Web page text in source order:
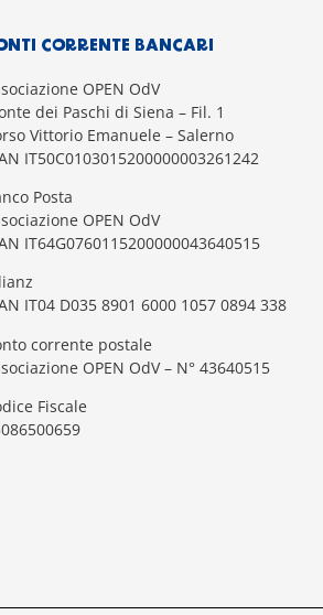
CORRENTE BANCARI
OPEN OdV
dei Paschi di Siena – Fil. 1
Vittorio Emanuele – Salerno
IT50C0103015200000003261242
Posta
OPEN OdV
IT64G0760115200000043640515
IT04 D035 8901 6000 1057 0894 338
corrente postale
OPEN OdV – N° 43640515
Fiscale